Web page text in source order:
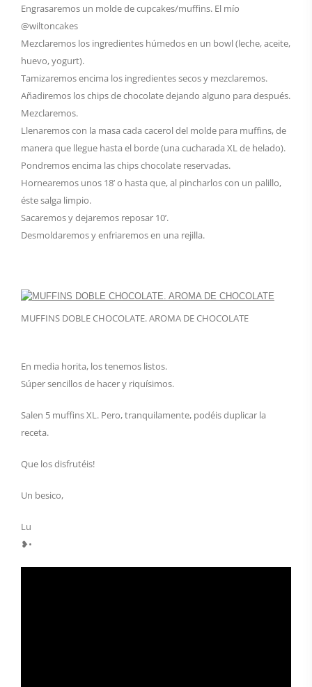
Engrasaremos un molde de cupcakes/muffins. El mío
@wiltoncakes
Mezclaremos los ingredientes húmedos en un bowl (leche, aceite,
huevo, yogurt).
Tamizaremos encima los ingredientes secos y mezclaremos.
Añadiremos los chips de chocolate dejando alguno para después.
Mezclaremos.
Llenaremos con la masa cada cacerol del molde para muffins, de
manera que llegue hasta el borde (una cucharada XL de helado).
Pondremos encima las chips chocolate reservadas.
Hornearemos unos 18’ o hasta que, al pincharlos con un palillo,
éste salga limpio.
Sacaremos y dejaremos reposar 10’.
Desmoldaremos y enfriaremos en una rejilla.
MUFFINS DOBLE CHOCOLATE. AROMA DE CHOCOLATE
En media horita, los tenemos listos.
Súper sencillos de hacer y riquísimos.
Salen 5 muffins XL. Pero, tranquilamente, podéis duplicar la
receta.
Que los disfrutéis!
Un besico,
Lu
❥•